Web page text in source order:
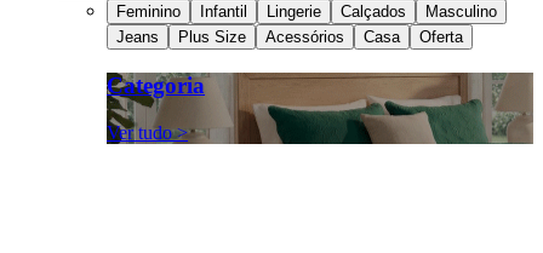
Feminino Infantil Lingerie Calçados
Masculino
Jeans
Plus Size Acessórios Casa Oferta
Categoria
Ver tudo >